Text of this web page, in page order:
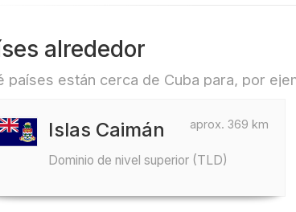
alrededor
países están cerca de Cuba para, por
aprox. 369 km
Islas Caimán
Dominio de nivel superior (TLD)